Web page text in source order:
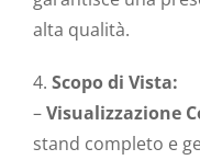
alta qualità.
4. Scopo di Vista:
–Visualizzazione
stand completo e